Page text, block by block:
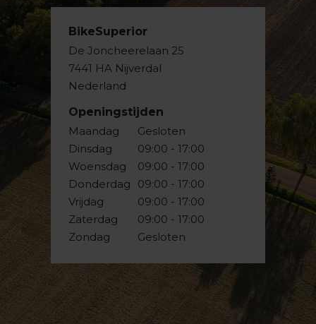
BikeSuperior
De Joncheerelaan 25
7441 HA Nijverdal
Nederland
Openingstijden
Maandag
Dinsdag
Woensdag
Donderdag
Vrijdag
Zaterdag
Zondag
Gesloten
09:00 - 17:00
09:00 - 17:00
09:00 - 17:00
09:00 - 17:00
09:00 - 17:00
Gesloten